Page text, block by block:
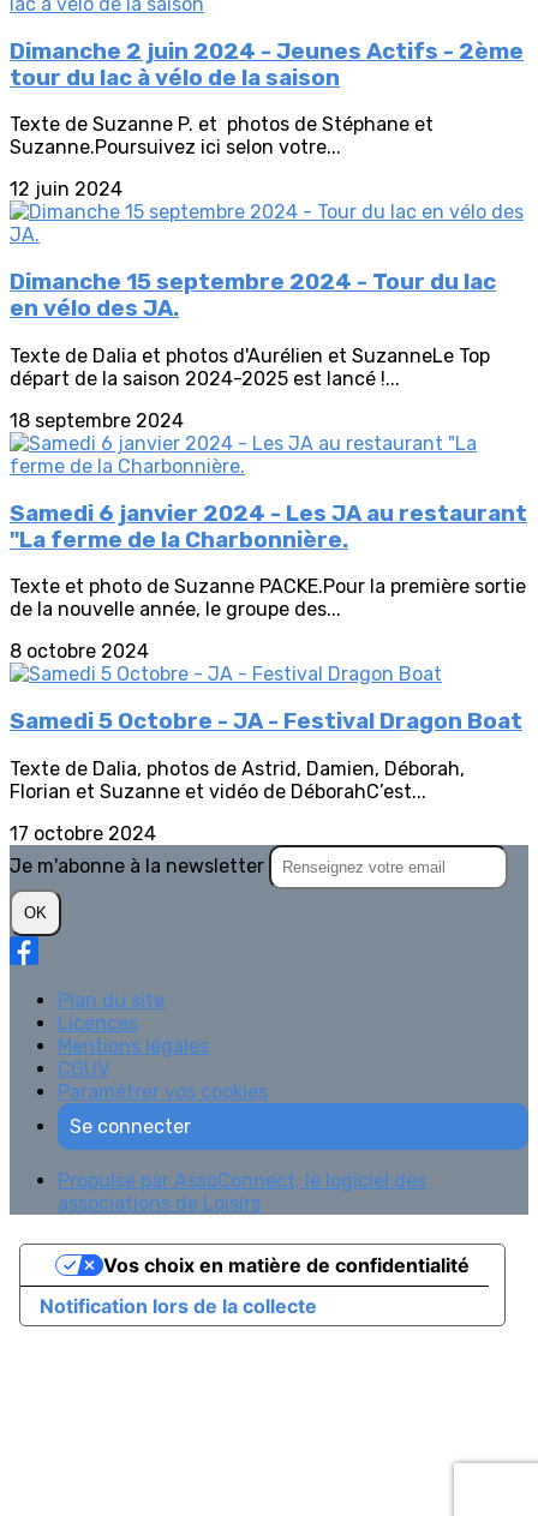
Dimanche 2 juin 2024 - Jeunes Actifs - 2ème
tour du lac à vélo de la saison
Texte de Suzanne P. et photos de Stéphane et
Suzanne.Poursuivez ici selon votre...
12 juin 2024
Dimanche 15 septembre 2024 - Tour du lac
en vélo des JA.
Texte de Dalia et photos d'Aurélien et SuzanneLe Top
départ de la saison 2024-2025 est lancé !...
18 septembre 2024
Samedi 6 janvier 2024 - Les JA au restaurant
"La ferme de la Charbonnière.
Texte et photo de Suzanne PACKE.Pour la première sortie
de la nouvelle année, le groupe des...
8 octobre 2024
Samedi 5 Octobre - JA - Festival Dragon Boat
Texte de Dalia, photos de Astrid, Damien, Déborah,
Florian et Suzanne et vidéo de DéborahC’est...
17 octobre 2024
Je m'abonne à la newsletter
OK
Plan du site
Licences
Mentions légales
CGUV
Paramétrer vos cookies
Se connecter
Propulsé par AssoConnect, le logiciel des
associations de Loisirs
Notification lors de la collecte
Vos choix en matière de confidentialité